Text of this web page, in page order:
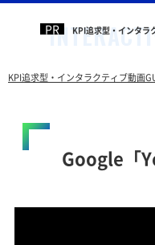
KPI追求型・インタラ
KPI追求型・インタラクティブ動画
Google「